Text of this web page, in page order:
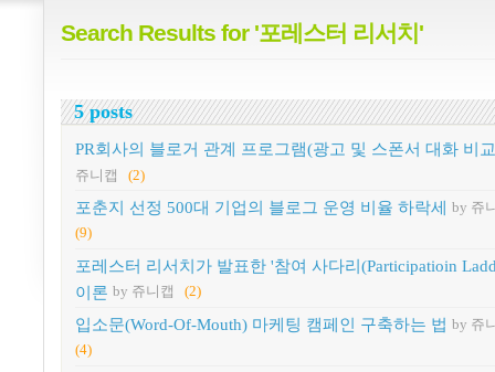
Search Results for '포레스터 리서치'
5 posts
PR회사의 블로거 관계 프로그램(광고 및 스폰서 대화 비
쥬니캡
(2)
포춘지 선정 500대 기업의 블로그 운영 비율 하락세 by 쥬
(9)
포레스터 리서치가 발표한 '참여 사다리(Participatioin
이론 by 쥬니캡 (2)
입소문(Word-Of-Mouth) 마케팅 캠페인 구축하는 법 by 쥬
(4)